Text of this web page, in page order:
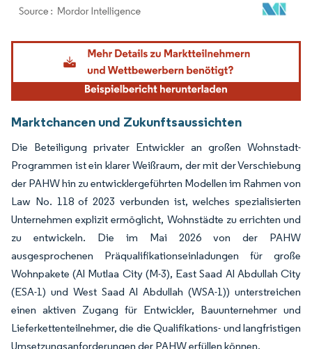
Bild © Mordor Intelligence. Wiederverwendung erfordert Namensnennung gemäß
Marktchancen und Zukunftsaussichten
Die Beteiligung privater Entwickler an großen Wohnstadt-
Programmen ist ein klarer Weißraum, der mit der Verschiebung
der PAHW hin zu entwicklergeführten Modellen im Rahmen von
Law No. 118 of 2023 verbunden ist, welches spezialisierten
Unternehmen explizit ermöglicht, Wohnstädte zu errichten und
zu entwickeln. Die im Mai 2026 von der PAHW
ausgesprochenen Präqualifikationseinladungen für große
Wohnpakete (Al Mutlaa City (M-3), East Saad Al Abdullah City
(ESA-1) und West Saad Al Abdullah (WSA-1)) unterstreichen
einen aktiven Zugang für Entwickler, Bauunternehmer und
Lieferkettenteilnehmer, die die Qualifikations- und langfristigen
Umsetzungsanforderungen der PAHW erfüllen können.